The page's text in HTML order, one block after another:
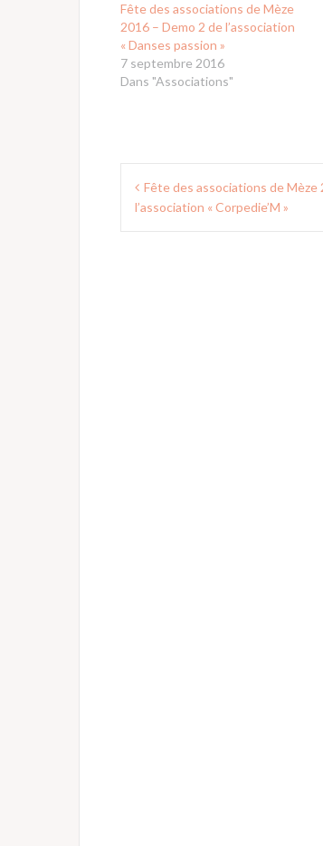
Fête des associations de Mèze
2016 – Demo 2 de l’association
« Danses passion »
7 septembre 2016
Dans "Associations"
Navigation
deFête des associations de Mèze
l’association « Corpedie’M »